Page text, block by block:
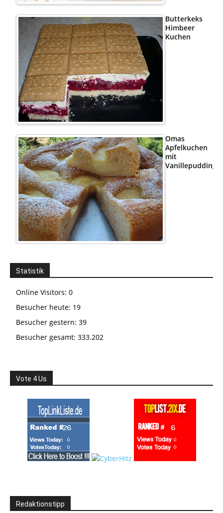
Butterkeks
Himbeer
Kuchen
Omas
Apfelkuchen
mit
Vanillepudding
Statistik
Online Visitors: 0
Besucher heute: 19
Besucher gestern: 39
Besucher gesamt: 333.202
Vote 4 Us
Redaktionstipp